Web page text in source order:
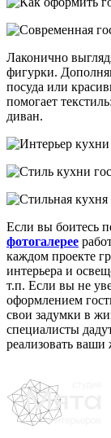
Лаконично
фигурки.
посуда или
помогает
диван.
Если вы боитесь
фотогалерее
каждом проекте
интерьера и
т.п. Если вы не
оформлением
свои задумки в
специалисты
реализовать ваши